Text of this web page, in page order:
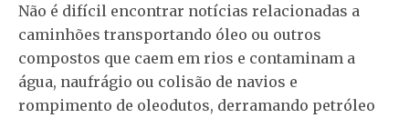
Não é difícil encontrar notícias relacionadas a
caminhões transportando óleo ou outros
compostos que caem em rios e contaminam a
água, naufrágio ou colisão de navios e
rompimento de oleodutos, derramando petróleo